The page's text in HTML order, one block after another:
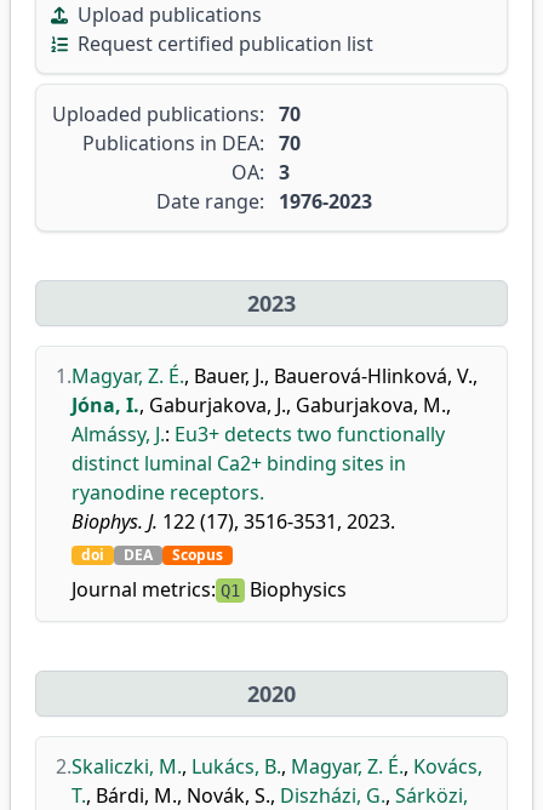
Upload publications
Request certified publication list
Uploaded publications: 70
Publications in DEA: 70
OA: 3
Date range:
1976-2023
2023
1.Magyar, Z. É., Bauer, J., Bauerová-Hlinková, V.,
Jóna, I., Gaburjakova, J., Gaburjakova, M.,
Almássy, J.: Eu3+ detects two functionally
distinct luminal Ca2+ binding sites in
ryanodine receptors.
Biophys. J. 122 (17), 3516-3531, 2023.
doi DEA Scopus
Journal metrics: Q1 Biophysics
2020
2.Skaliczki, M., Lukács, B., Magyar, Z. É., Kovács,
T., Bárdi, M., Novák, S., Diszházi, G., Sárközi,